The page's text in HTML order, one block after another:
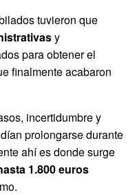
tuvieron que
y
para obtener el
finalmente acabaron
incertidumbre y
prolongarse durante
ahí es donde surge
1.800 euros